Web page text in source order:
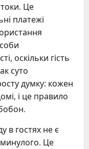
Це
платежі
оскільки гість
суто
думку: кожен
і це правило
в гостях не є
Це